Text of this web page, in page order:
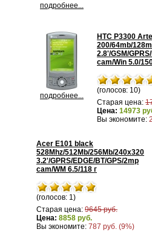
подробнее...
подробнее...
HTC P3300
200/64mb/
2.8'/GSM/
cam/Win 5.0/
(голосов: 10)
Старая цена:
Цена: 14973
Вы экономите:
Acer E101 black
528Mhz/512Mb/256Mb/240x320
3.2'/GPRS/EDGE/BT/GPS/2mp
саm/WM 6.5/118 г
(голосов: 1)
Старая цена: 9645 руб.
Цена: 8858 руб.
Вы экономите: 787 руб. (9%)